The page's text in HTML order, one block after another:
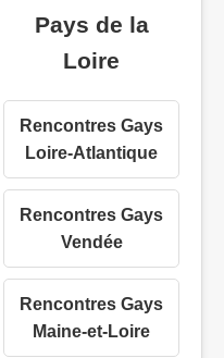
Pays de la
Loire
Rencontres Gays
Loire-Atlantique
Rencontres Gays
Vendée
Rencontres Gays
Maine-et-Loire